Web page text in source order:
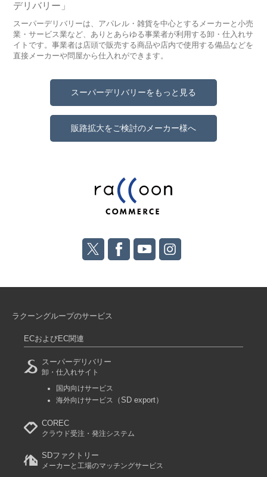
デリバリー」
スーパーデリバリーは、アパレル・雑貨を中心とするメーカーと小売
業・サービス業など、ありとあらゆる事業者が利用する卸・仕入れサ
イトです。事業者は店頭で販売する商品や店内で使用する備品などを
直接メーカーや問屋から仕入れができます。
スーパーデリバリーをもっと見る
販路拡大をご検討のメーカー様へ
ラクーングループのサービス
ECおよびEC関連
スーパーデリバリー
卸・仕入れサイト
国内向けサービス
海外向けサービス
（SD export）
COREC
クラウド受注・発注システム
SDファクトリー
メーカーと工場のマッチングサービス